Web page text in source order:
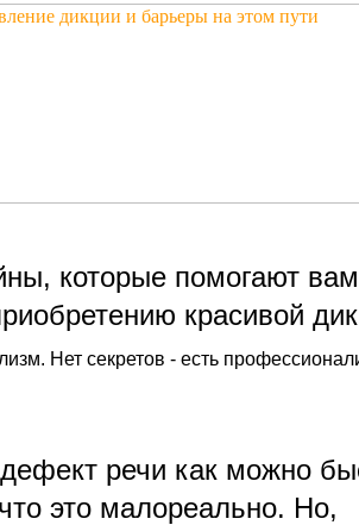
которые помогают
красивой
Нет секретов - есть
речи как можно
это малореально. Но,